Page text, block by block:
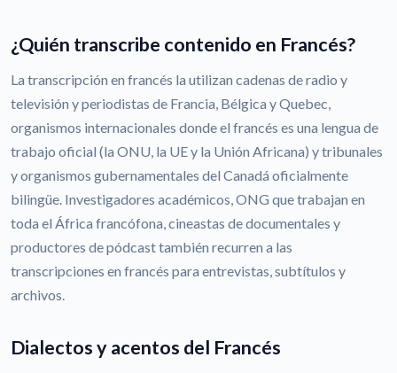
¿Quién transcribe contenido en Francés?
La transcripción en francés la utilizan cadenas de radio y
televisión y periodistas de Francia, Bélgica y Quebec,
organismos internacionales donde el francés es una lengua de
trabajo oficial (la ONU, la UE y la Unión Africana) y tribunales
y organismos gubernamentales del Canadá oficialmente
bilingüe. Investigadores académicos, ONG que trabajan en
toda el África francófona, cineastas de documentales y
productores de pódcast también recurren a las
transcripciones en francés para entrevistas, subtítulos y
archivos.
Dialectos y acentos del Francés